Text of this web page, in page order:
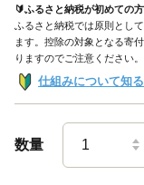
🔰ふるさと納税が初めての
ふるさと納税では原則とし
ます。控除の対象となる寄
りますのでご注意ください。
仕組みについて知る
数量